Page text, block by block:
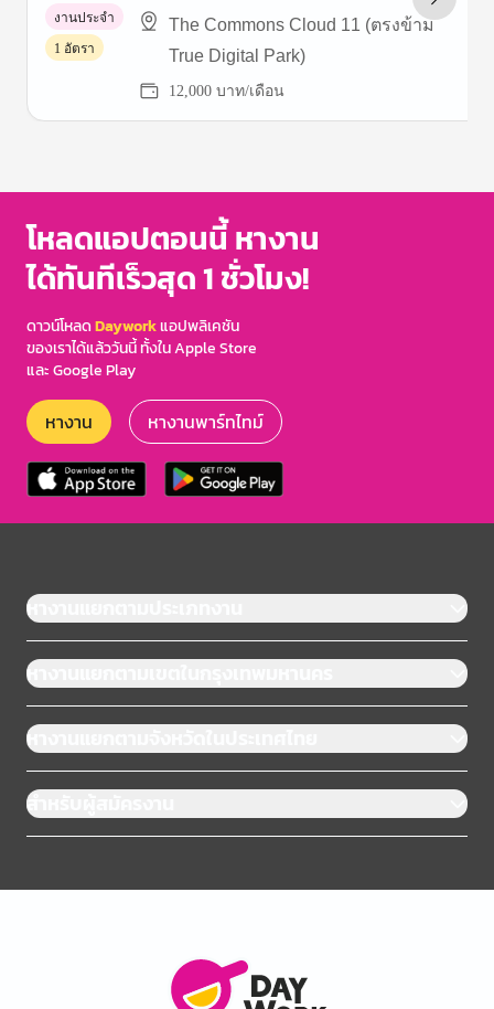
The Commons Cloud 11 (ตรงข้าม
True Digital Park)
12,000 บาท/เดือน
งานประจำ
1 อัตรา
of
โหลดแอปตอนนี้ หางาน
ได้ทันทีเร็วสุด 1 ชั่วโมง!
ดาวน์โหลดDayworkแอปพลิเคชัน
ของเราได้แล้ววันนี้ ทั้งใน Apple Store
และ Google Play
หางาน หางานพาร์ทไทม์
หางานแยกตามประเภทงาน
หางานแยกตามเขตในกรุงเทพมหานคร
หางานแยกตามจังหวัดในประเทศไทย
สำหรับผู้สมัครงาน